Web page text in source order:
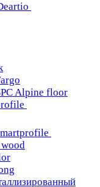
Alpine floor